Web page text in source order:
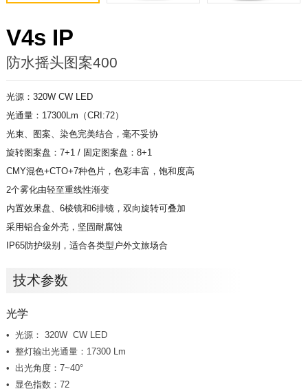
V4s IP
防水摇头图案400
光源：320W CW LED
光通量：17300Lm（CRI:72）
光束、图案、染色完美结合，毫不妥协
旋转图案盘：7+1 / 固定图案盘：8+1
CMY混色+CTO+7种色片，色彩丰富，饱和度高
2个雾化由轻至重线性渐变
内置效果盘、6棱镜和6排镜，双向旋转可叠加
采用铝合金外壳，坚固耐腐蚀
IP65防护级别，适合各类型户外文旅场合
技术参数
光学
光源： 320W CW LED
整灯输出光通量：17300 Lm
出光角度：7~40°
显色指数：72